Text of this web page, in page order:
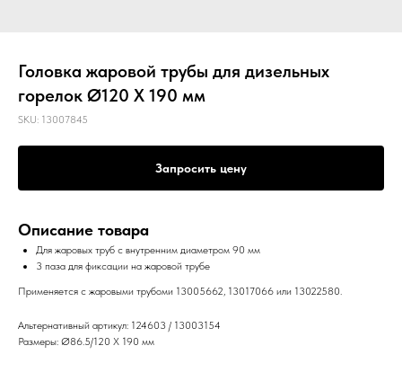
Головка жаровой трубы для дизельных
горелок Ø120 X 190 мм
SKU: 13007845
Запросить цену
Описание товара
Для жаровых труб с внутренним диаметром 90 мм
3 паза для фиксации на жаровой трубе
Применяется с жаровыми трубоми 13005662, 13017066 или 13022580.
Альтернативный артикул: 124603 / 13003154
Размеры: Ø86.5/120 X 190 мм